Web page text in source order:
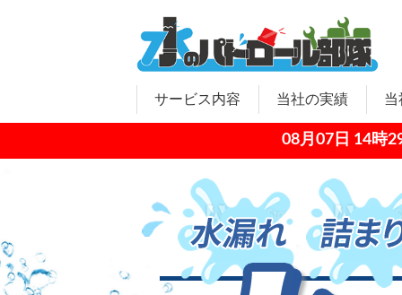
08月07日 14時
サービス内容 当社の実績 当